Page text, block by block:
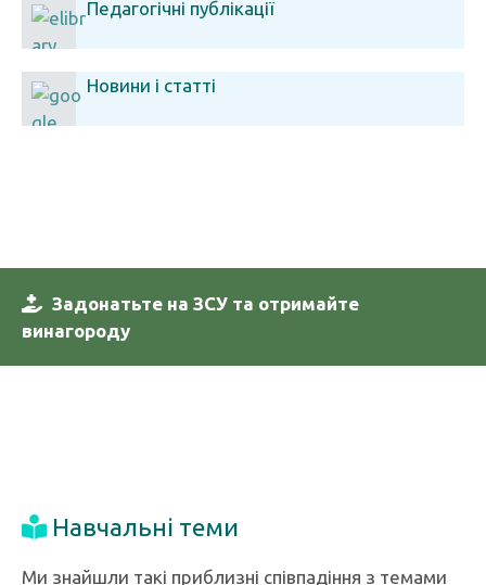
Педагогічні публікації
Новини і статті
Задонатьте на ЗСУ та отримайте
винагороду
Навчальні теми
Ми знайшли такі приблизні співпадіння з темами